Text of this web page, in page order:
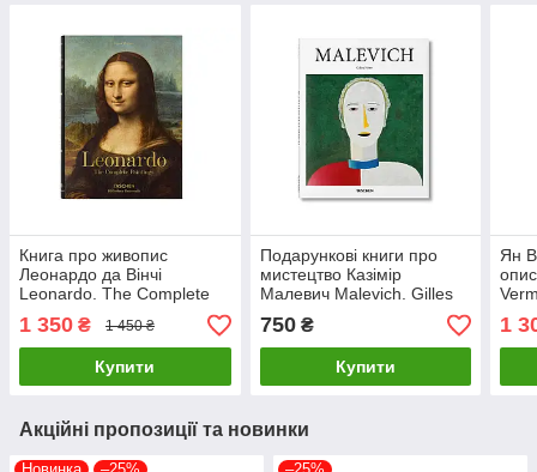
Книга про живопис
Леонардо да Вінчі
Leonardo. The Complete
Paintings. Frank Zoellner
Великі художники книги
1 350 ₴ 1 450 ₴
Купити
Подарункові книги про
мистецтво Казімір
Малевич Malevich. Gilles
Néret, Taschen Книги для
художників про живопис
750₴
Купити
Ян
1
Акційні пропозиції та новинки